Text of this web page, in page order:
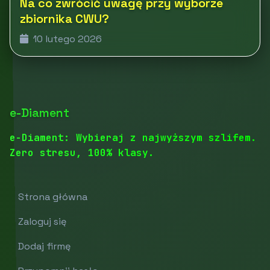
zbiornika CWU?
10 lutego 2026
e-Diament
e-Diament: Wybieraj z najwyższym szlifem.
Zero stresu, 100% klasy.
Strona główna
Zaloguj się
Dodaj firmę